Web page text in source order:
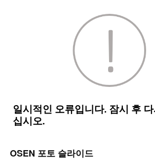
OSEN 포토 슬라이드